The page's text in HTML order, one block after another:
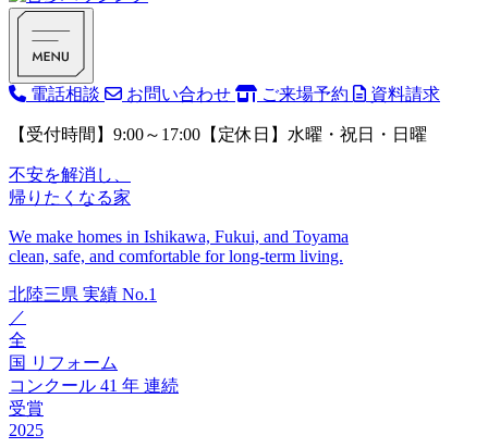
電話相談 お問い合わせ ご来場予約 資料請求
【受付時間】9:00～17:00【定休日】水曜・祝日・日曜
不安を解消し、
帰りたくなる家
We make homes in Ishikawa, Fukui, and Toyama
clean, safe, and comfortable for long-term living.
北陸三県 実績 No.1
／
全
国 リフォーム
コンクール 41 年 連続
受賞
2025